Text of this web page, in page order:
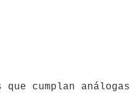
cumplan análogas